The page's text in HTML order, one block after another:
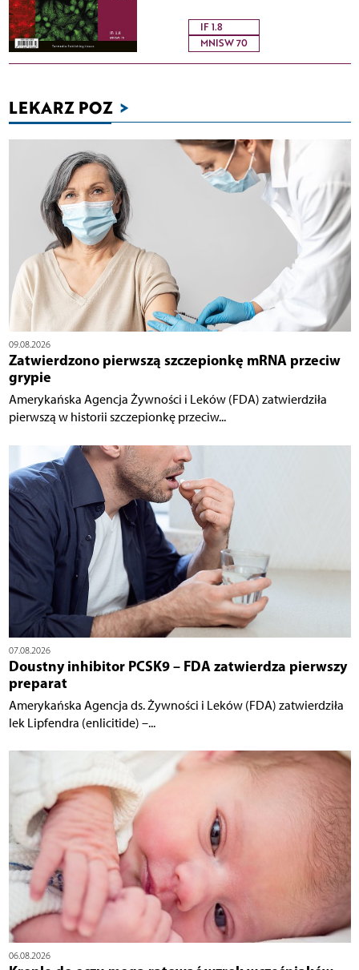
IF 1.8
MNISW 70
LEKARZ POZ >
09.08.2026
Zatwierdzono pierwszą szczepionkę mRNA przeciw
grypie
Amerykańska Agencja Żywności i Leków (FDA) zatwierdziła
pierwszą w historii szczepionkę przeciw...
07.08.2026
Doustny inhibitor PCSK9 – FDA zatwierdza pierwszy
preparat
Amerykańska Agencja ds. Żywności i Leków (FDA) zatwierdziła
lek Lipfendra (enlicitide) –...
06.08.2026